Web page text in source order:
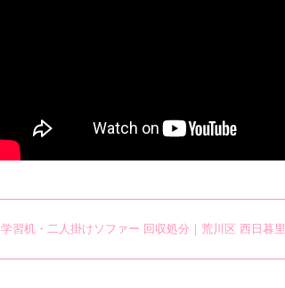
学習机・二人掛けソファー 回収処分｜荒川区 西日暮里